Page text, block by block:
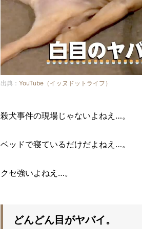
出典： YouTube（イッヌドットライフ）
殺犬事件の現場じゃないよねえ…。
ベッドで寝ているだけだよねえ…。
クセ強いよねえ…。
どんどん目がヤバイ。